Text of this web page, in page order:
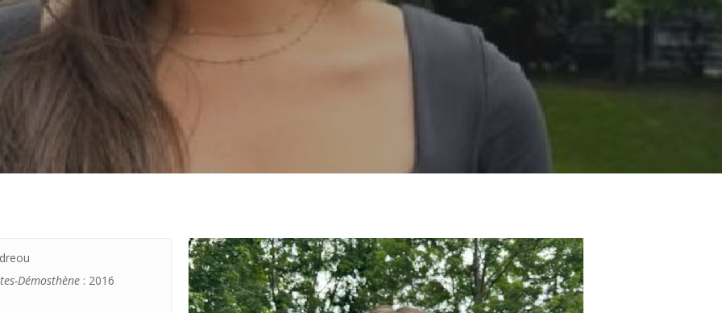
Démosthène : 2016